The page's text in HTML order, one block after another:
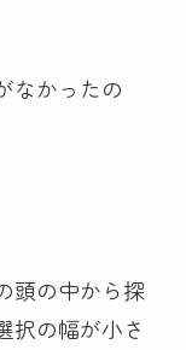
なかったの
頭の中から探
択の幅が小さ